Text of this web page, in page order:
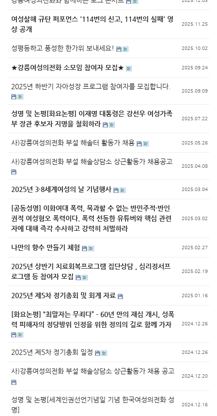
여성살해 규탄 퍼포먼스 '114번의 신고, 114번의 실패' 영
상 공개
2025.11.25
성평등하고 풍성한 한가위 보내세요! 2025.10.02
★강릉여성의전화 소모임 참여자 모집★ 2025.09.24
2025년 하반기 자아성장 프로그램 참여자를 모집합니다.
2025.09.09
성명 및 논평[화요논평] 이재명 대통령은 강선우 여성가족
부 장관 후보자 지명을 철회하라
2025.07.22
사)강릉여성의전화 부설 해솔터 활동가 채용 2025.05.26
사)강릉여성의전화 부설 해솔상담소 상근활동가 채용공고
2025.04.08
2025년 3·8세계여성의 날 기념행사 2025.03.04
[공동성명] 이화여대 폭력, 묵과할 수 없는 반민주적·반인
권적 여성혐오 폭력이다. 폭력 선동한 유튜버와 핵심 관련
자에 대해 즉각 수사하고 강력히 처벌하라
2025.03.02
나만의 향수 만들기 체험 2025.02.27
2025년 상반기 치료회복프로그램 집단상담 , 심리정서프
로그램 등 참여자 모집
2025.02.19
2025년 제5차 정기총회 및 회계 자료 2025.01.16
[화요논평] “최말자는 무죄다” - 60년 만의 재심 개시, 성폭
력 피해자의 정당방위 인정을 위한 정의의 길로 함께 가자
2024.12.26
2025년 제5차 정기총회 일정 2024.12.26
사)강릉여성의전화 부설 해솔상담소 상근활동가 채용 공고
2024.12.20
성명 및 논평[세계인권선언기념일 기념 한국여성의전화 성
명]
2024.12.16